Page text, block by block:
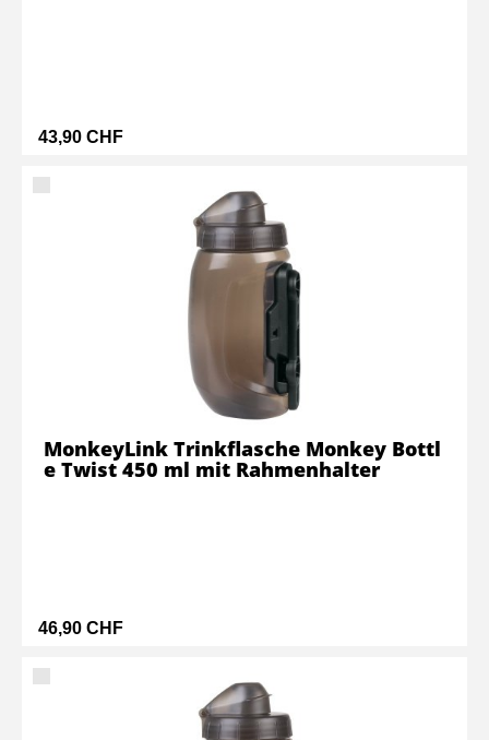
43,90 CHF
46,90 CHF
MonkeyLink Trinkflasche Monkey Bottl
e Twist 450 ml mit Rahmenhalter